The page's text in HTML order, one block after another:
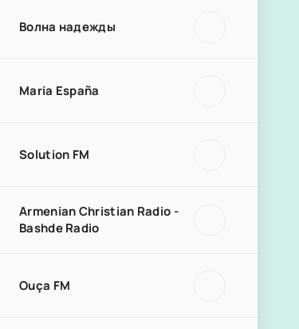
Волна надежды
María España
Solution FM
Armenian Christian Radio -
Bashde Radio
Ouça FM